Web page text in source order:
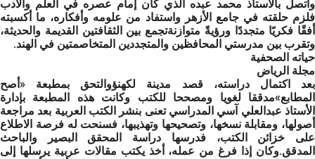
واتصل بالأستاذ محمد عبده الذي كان إمام عصره في العلم والأدب
فلزم حلقته في جامع الأزهر واستفاد من علومه وأفكاره، ما أكسبته
أفقًا فكريًا متجددًا ورؤيةً متوازنةتجمع بين الثقافتين القديمة والحديثة،
وتقرب بين مدرستي المحافظين والمتجددين المتخاصمتين في الهند.
حياته الصحفية
مجلة الرياض
بعد اكتمال دراسته، قصد مدينة لكهنؤوالتحق بمطبعة «أصح
المطابع»مدققا لغويا ومصححا للكتب وكانت هذه المطبعة بإدارة
الأستاذ عبدالعلي آسي المدراسي تعنى بنشر الكتب العربية بعد مراجعة
أصولها، ومقابلة نسخها، وتصحيحها وتهذيبها، فسنحت له فرصة الاطلاع
على خزائن الكتب، فدرسها دراسة المحقق البصير والباحث
المدقق.وكان إذا فرغ من عمله، أخذ يكتب مقالات عربية يرسلها إلى